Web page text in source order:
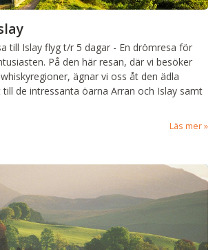
till Islay flyg t/r 5 dagar - En drömresa för
På den här resan, där vi besöker
ägnar vi oss åt den ädla
till de intressanta öarna Arran och Islay samt
Läs mer